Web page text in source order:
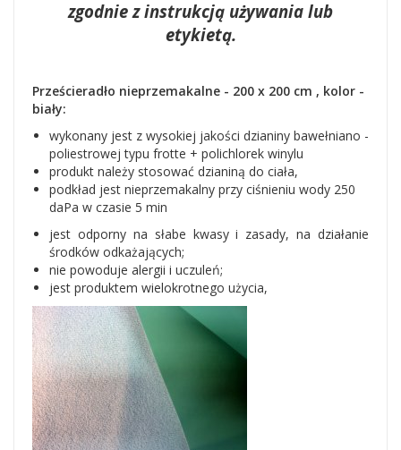
zgodnie z instrukcją używania lub
etykietą.
Prześcieradło nieprzemakalne - 200 x 200 cm , kolor -
biały:
wykonany jest z wysokiej jakości dzianiny bawełniano -
poliestrowej typu frotte + polichlorek winylu
produkt należy stosować dzianiną do ciała,
podkład jest nieprzemakalny przy ciśnieniu wody 250
daPa w czasie 5 min
jest odporny na słabe kwasy i zasady, na działanie
środków odkażających;
nie powoduje alergii i uczuleń;
jest produktem wielokrotnego użycia,